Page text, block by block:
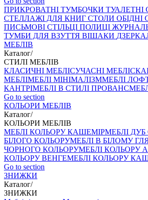
ПРИКРОВАТНІ ТУМБОЧКИ ТУАЛЕТНІ
СТЕЛЛАЖІ ДЛЯ КНИГ СТОЛИ ОБІДНІ
ПИСЬМОВІ СТІЛЬЦI ПОЛИЦІ
ТУМБИ ДЛЯ ВЗУТТЯ ВІШАКИ
МЕБЛІВ
Каталог/
СТИЛІ МЕБЛІВ
КЛАСИЧНІ МЕБЛІСУЧАСНІ МЕБЛІ
МЕБЛІМЕБЛІ МІНІМАЛІЗММЕБЛІ
КАНТРІМЕБЛІ В СТИЛІ ПРОВАНС
Go to section
КОЛЬОРИ МЕБЛІВ
Каталог/
КОЛЬОРИ МЕБЛІВ
МЕБЛІ КОЛЬОРУ КАШЕМІРМЕБЛІ
БІЛОГО КОЛЬОРУМЕБЛІ В БІЛОМУ
ЧОРНОГО КОЛЬОРУМЕБЛІ КОЛЬОРУ
КОЛЬОРУ ВЕНГЕМЕБЛІ КОЛЬОРУ
Go to section
ЗНИЖКИ
Каталог/
ЗНИЖКИ